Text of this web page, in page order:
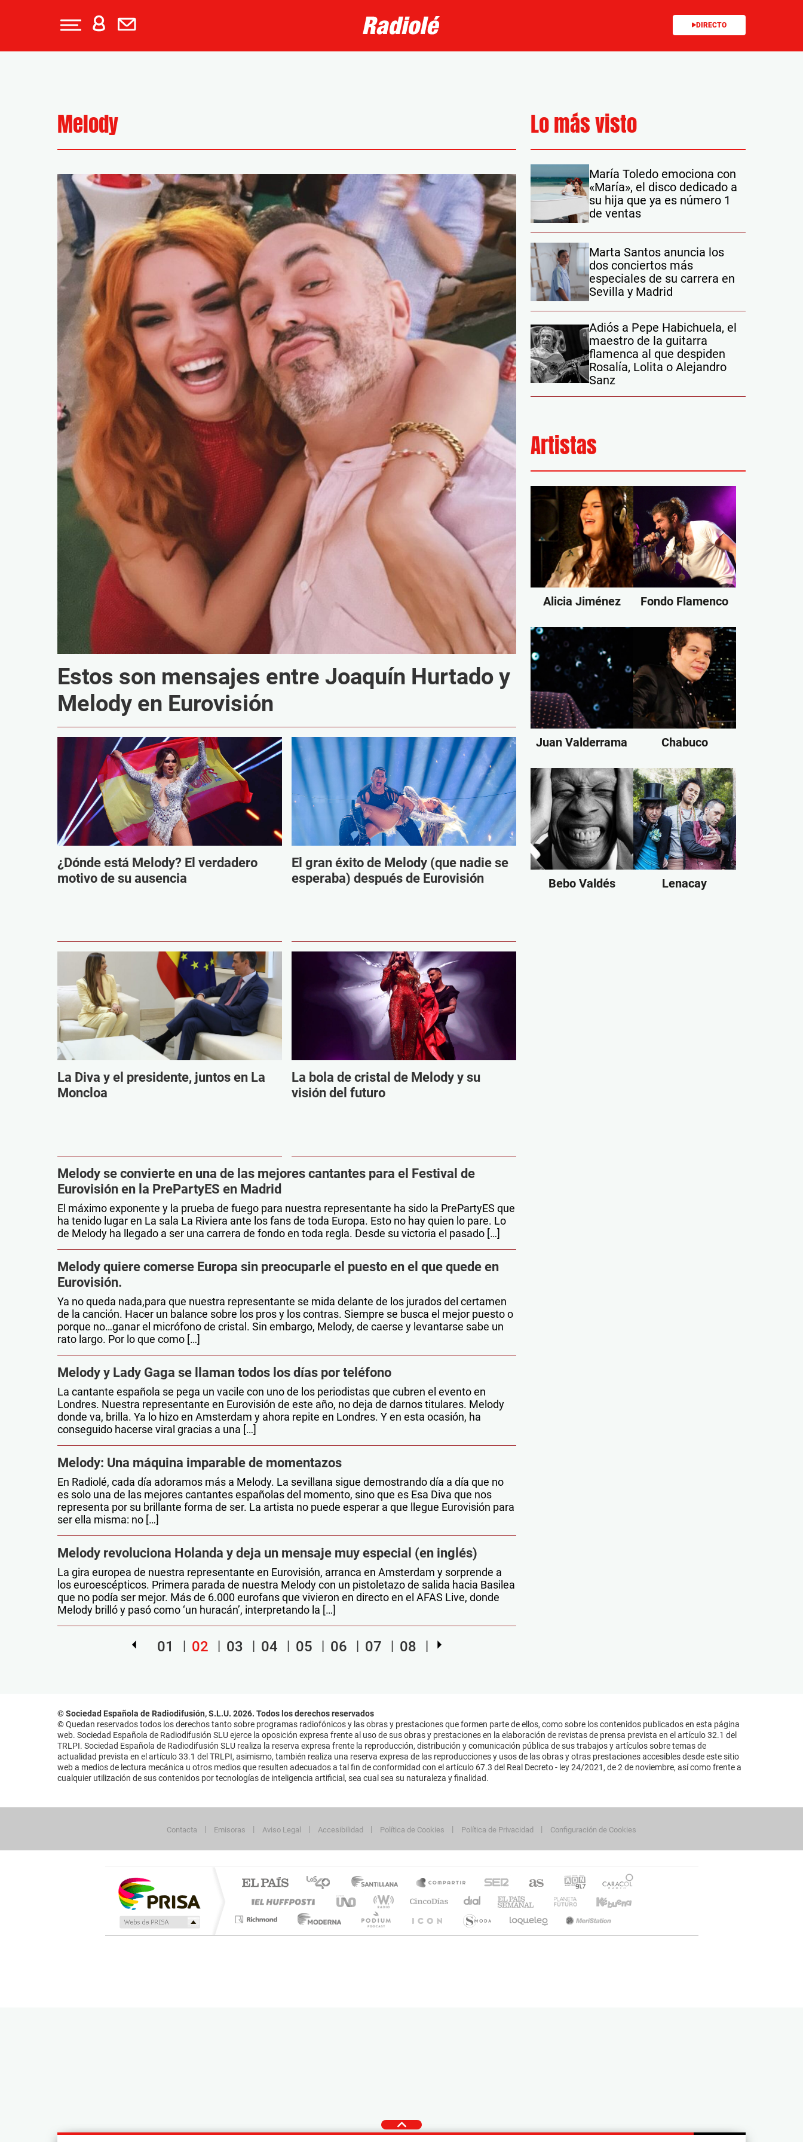
DIRECTO
Melody
Estos son mensajes entre Joaquín Hurtado y
Melody en Eurovisión
¿Dónde está Melody? El verdadero
motivo de su ausencia
El gran éxito de Melody (que nadie se
esperaba) después de Eurovisión
La Diva y el presidente, juntos en La
Moncloa
La bola de cristal de Melody y su
visión del futuro
Melody se convierte en una de las mejores cantantes para el Festival de
Eurovisión en la PrePartyES en Madrid
El máximo exponente y la prueba de fuego para nuestra representante ha sido la PrePartyES que
ha tenido lugar en La sala La Riviera ante los fans de toda Europa. Esto no hay quien lo pare. Lo
de Melody ha llegado a ser una carrera de fondo en toda regla. Desde su victoria el pasado […]
Melody quiere comerse Europa sin preocuparle el puesto en el que quede en
Eurovisión.
Ya no queda nada,para que nuestra representante se mida delante de los jurados del certamen
de la canción. Hacer un balance sobre los pros y los contras. Siempre se busca el mejor puesto o
porque no…ganar el micrófono de cristal. Sin embargo, Melody, de caerse y levantarse sabe un
rato largo. Por lo que como […]
Melody y Lady Gaga se llaman todos los días por teléfono
La cantante española se pega un vacile con uno de los periodistas que cubren el evento en
Londres. Nuestra representante en Eurovisión de este año, no deja de darnos titulares. Melody
donde va, brilla. Ya lo hizo en Amsterdam y ahora repite en Londres. Y en esta ocasión, ha
conseguido hacerse viral gracias a una […]
Melody: Una máquina imparable de momentazos
En Radiolé, cada día adoramos más a Melody. La sevillana sigue demostrando día a día que no
es solo una de las mejores cantantes españolas del momento, sino que es Esa Diva que nos
representa por su brillante forma de ser. La artista no puede esperar a que llegue Eurovisión para
ser ella misma: no […]
Melody revoluciona Holanda y deja un mensaje muy especial (en inglés)
La gira europea de nuestra representante en Eurovisión, arranca en Amsterdam y sorprende a
los euroescépticos. Primera parada de nuestra Melody con un pistoletazo de salida hacia Basilea
que no podía ser mejor. Más de 6.000 eurofans que vivieron en directo en el AFAS Live, donde
Melody brilló y pasó como ‘un huracán’, interpretando la […]
01 02 03 04 05 06 07 08
Lo más visto
María Toledo emociona con
«María», el disco dedicado a
su hija que ya es número 1
de ventas
Marta Santos anuncia los
dos conciertos más
especiales de su carrera en
Sevilla y Madrid
Adiós a Pepe Habichuela, el
maestro de la guitarra
flamenca al que despiden
Rosalía, Lolita o Alejandro
Sanz
Artistas
Alicia Jiménez Fondo Flamenco
Juan Valderrama Chabuco
Bebo Valdés Lenacay
© Sociedad Española de Radiodifusión, S.L.U. 2026. Todos los derechos reservados
© Quedan reservados todos los derechos tanto sobre programas radiofónicos y las obras y prestaciones que formen parte de ellos, como sobre los contenidos publicados en esta página
web. Sociedad Española de Radiodifusión SLU ejerce la oposición expresa frente al uso de sus obras y prestaciones en la elaboración de revistas de prensa prevista en el artículo 32.1 del
TRLPI. Sociedad Española de Radiodifusión SLU realiza la reserva expresa frente la reproducción, distribución y comunicación pública de sus trabajos y artículos sobre temas de
actualidad prevista en el artículo 33.1 del TRLPI, asimismo, también realiza una reserva expresa de las reproducciones y usos de las obras y otras prestaciones accesibles desde este sitio
web a medios de lectura mecánica u otros medios que resulten adecuados a tal fin de conformidad con el artículo 67.3 del Real Decreto - ley 24/2021, de 2 de noviembre, así como frente a
cualquier utilización de sus contenidos por tecnologías de inteligencia artificial, sea cual sea su naturaleza y finalidad.
Contacta Emisoras Aviso Legal Accesibilidad Política de Cookies Política de Privacidad Configuración de Cookies